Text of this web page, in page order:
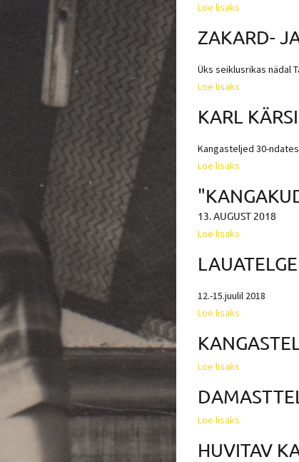
Loe lisaks
ZAKARD-
Üks seiklusrikas nädal
Loe lisaks
KARL
Kangasteljed 30-
Loe lisaks
13. AUGUST 2018
Loe lisaks
12.-15.juulil 2018
Loe lisaks
Loe lisaks
Loe lisaks
HUVITAV